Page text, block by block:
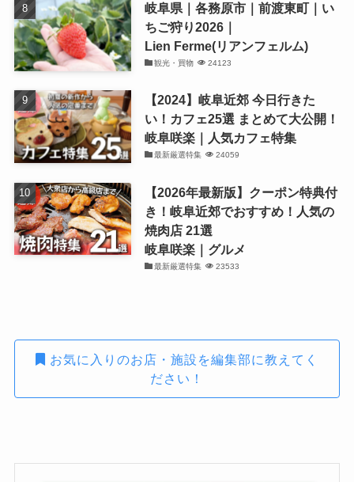
岐阜県｜各務原市｜前渡東町｜い
ちご狩り2026｜
Lien Ferme(リアンフェルム)
観光・買物 24123
【2024】岐阜近郊 今日行きた
い！カフェ25選 まとめて大公開！
岐阜咲楽｜人気カフェ特集
最新厳選特集 24059
【2026年最新版】クーポン特典付
き！岐阜近郊でおすすめ！人気の
焼肉店 21選
岐阜咲楽｜グルメ
最新厳選特集 23533
お気に入りのお店・施設を編集部に教えてく
ださい！